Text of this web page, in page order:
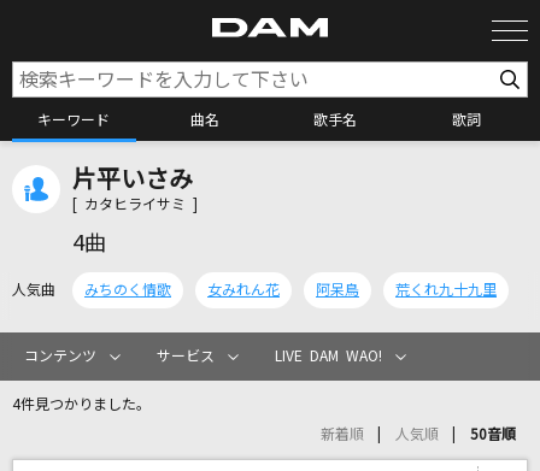
キーワード 曲名 歌手名 歌詞
カラオケリクエスト
片平いさみ
[ カタヒライサミ ]
4曲
人気曲 みちのく情歌 女みれん花 阿呆鳥 荒くれ九十九里
コンテンツ サービス LIVE DAM WAO!
4件見つかりました。
新着順 人気順 50音順